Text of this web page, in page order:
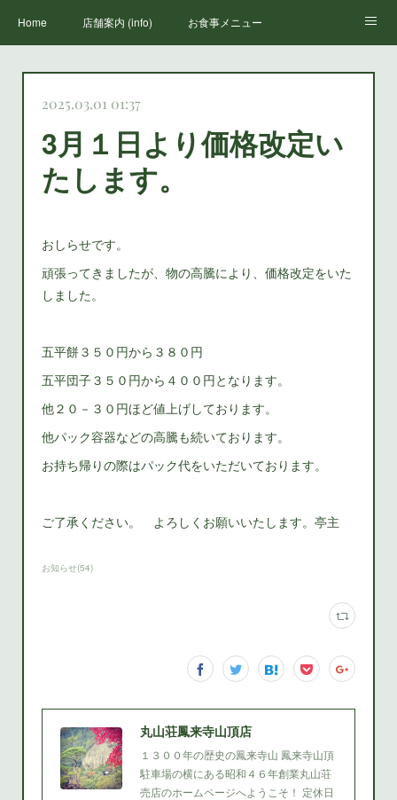
Home 店舗案内 (info) お食事メニュー
2025.03.01 01:37
3月１日より価格改定い
たします。
おしらせです。
頑張ってきましたが、物の高騰により、価格改定をいた
しました。
五平餅３５０円から３８０円
五平団子３５０円から４００円となります。
他２０－３０円ほど値上げしております。
他パック容器などの高騰も続いております。
お持ち帰りの際はパック代をいただいております。
ご了承ください。 よろしくお願いいたします。亭主
お知らせ(54)
丸山荘鳳来寺山頂店
１３００年の歴史の鳳来寺山 鳳来寺山頂
駐車場の横にある昭和４６年創業丸山荘
売店のホームページへようこそ！ 定休日